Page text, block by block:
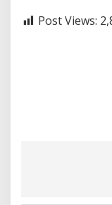
Post Views: